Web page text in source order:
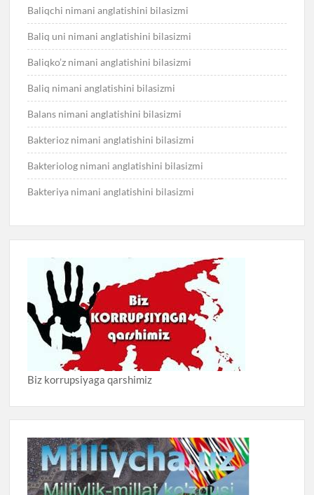
Baliqchi nimani anglatishini bilasizmi
Baliq uni nimani anglatishini bilasizmi
Baliqko’z nimani anglatishini bilasizmi
Baliq nimani anglatishini bilasizmi
Balans nimani anglatishini bilasizmi
Bakterioz nimani anglatishini bilasizmi
Bakteriolog nimani anglatishini bilasizmi
Bakteriya nimani anglatishini bilasizmi
Biz korrupsiyaga qarshimiz